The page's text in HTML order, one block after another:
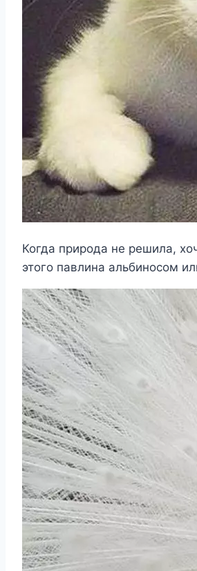
Когда природа не решила,
этого павлина альбиносом